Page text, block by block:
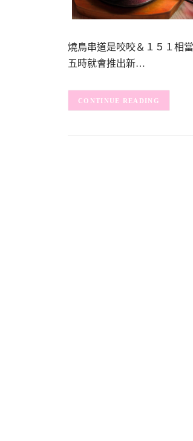
燒鳥串道是咬咬＆１５１相
五時就會推出新…
CONTINUE READING